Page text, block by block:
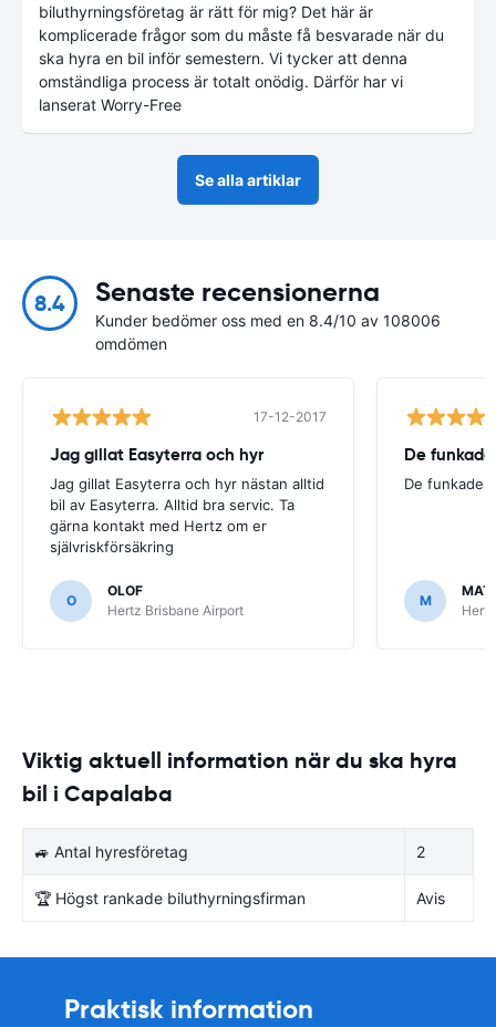
biluthyrningsföretag är rätt för mig? Det här är
komplicerade frågor som du måste få besvarade när du
ska hyra en bil inför semestern. Vi tycker att denna
omständliga process är totalt onödig. Därför har vi
lanserat Worry-Free
Se alla artiklar
8.4 Senaste recensionerna
Kunder bedömer oss med en 8.4/10 av 108006
omdömen
17-12-2017
Jag gillat Easyterra och hyr
Jag gillat Easyterra och hyr nästan alltid
bil av Easyterra. Alltid bra servic. Ta
gärna kontakt med Hertz om er
självriskförsäkring
O
OLOF
Hertz Brisbane Airport
De funkade.
De funkade.
M
Viktig aktuell information när du ska hyra
bil i Capalaba
🚙 Antal hyresföretag 2
🏆 Högst rankade biluthyrningsfirman Avis
Praktisk information